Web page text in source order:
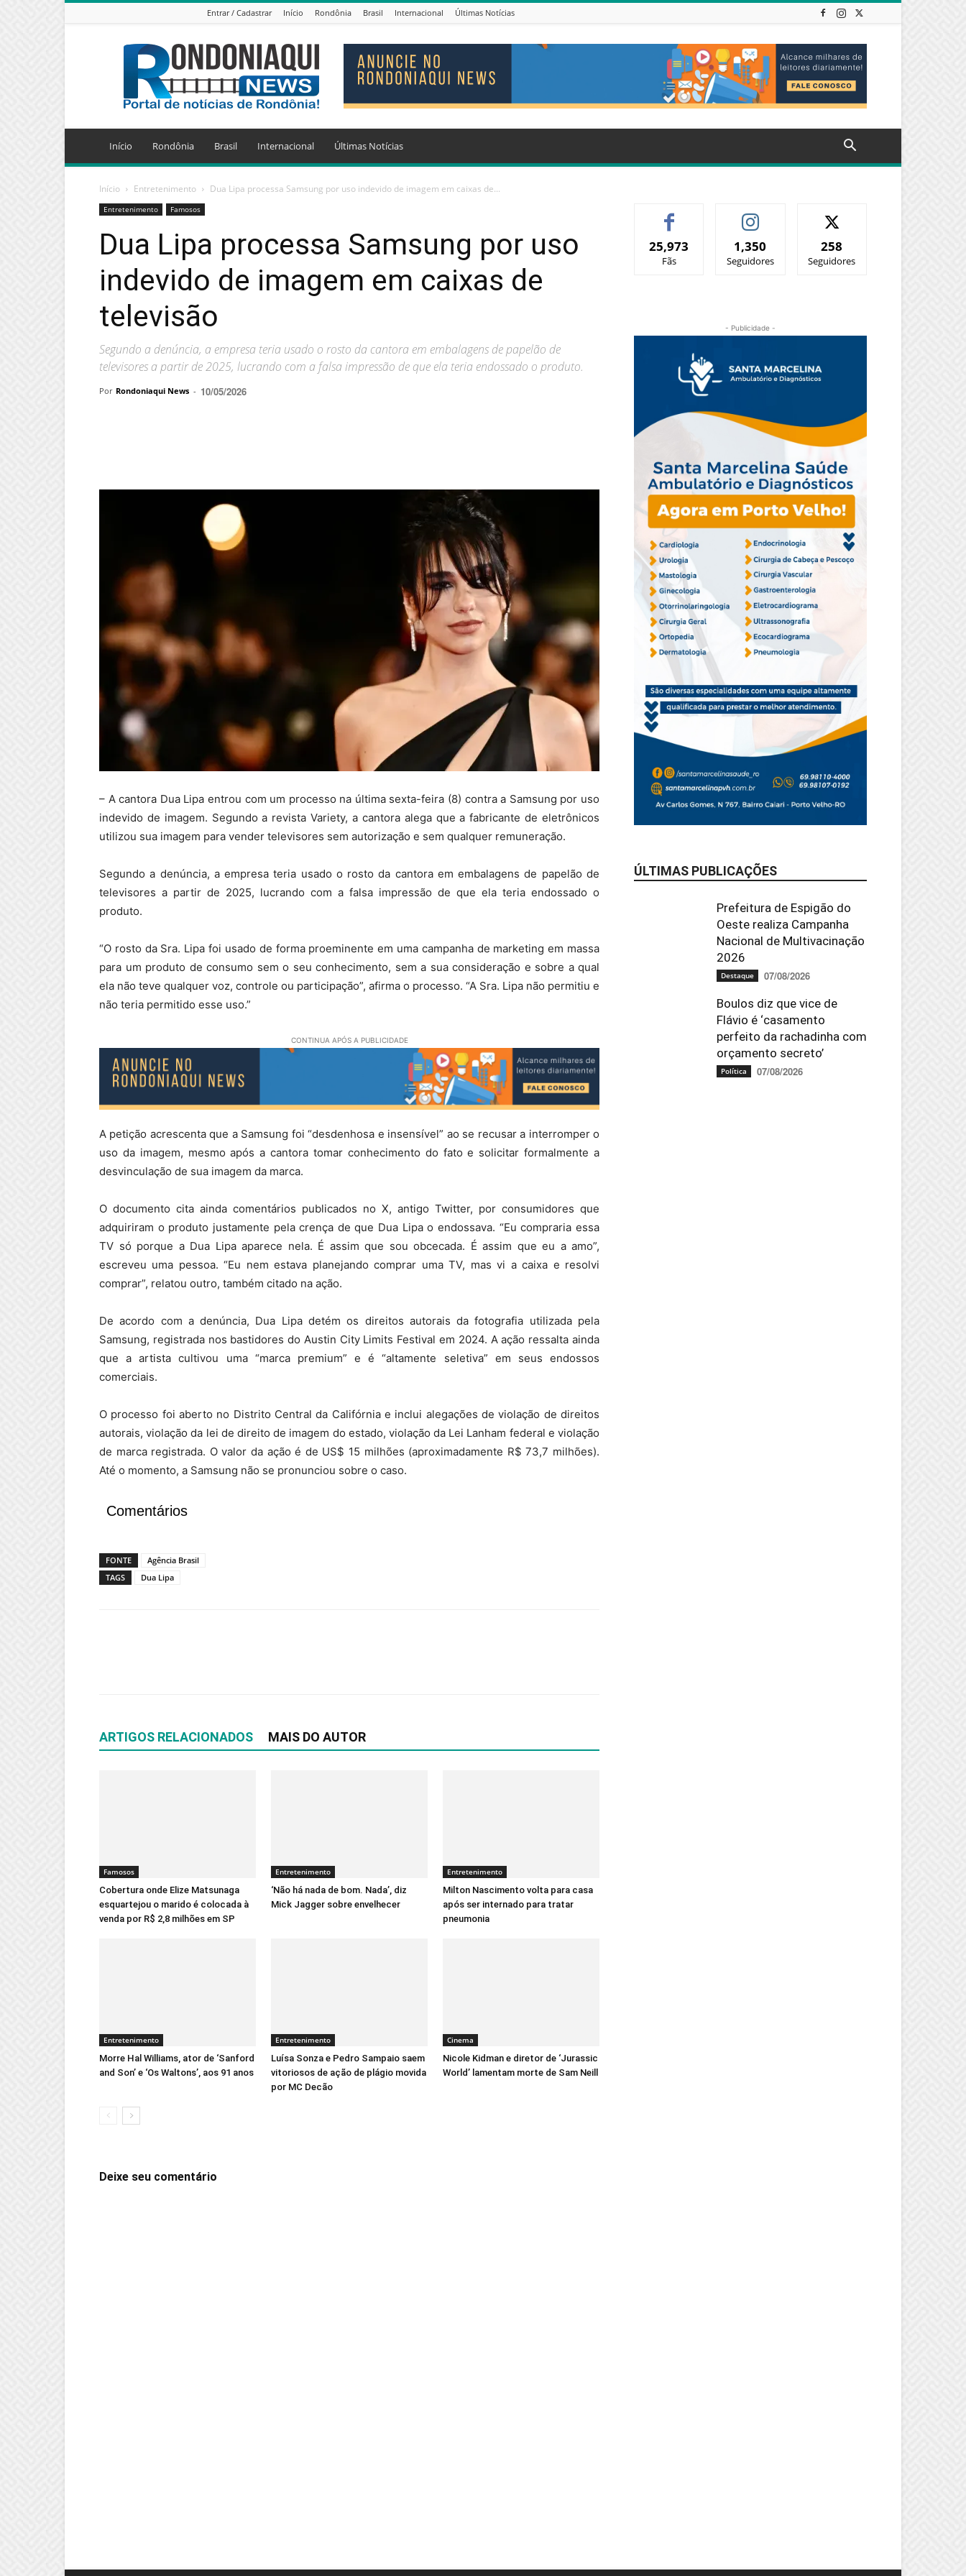
Entrar / Cadastrar Início Rondônia Brasil Internacional Últimas Notícias
Jornal
Eletrônico
Rondoniaqui
News
Início Rondônia Brasil Internacional Últimas Notícias
Início Entretenimento Dua Lipa processa Samsung por uso indevido de imagem em caixas de...
Entretenimento Famosos
Dua Lipa processa Samsung por uso
indevido de imagem em caixas de
televisão
Segundo a denúncia, a empresa teria usado o rosto da cantora em embalagens de papelão de
televisores a partir de 2025, lucrando com a falsa impressão de que ela teria endossado o produto.
Por Rondoniaqui News - 10/05/2026
– A cantora Dua Lipa entrou com um processo na última sexta-feira (8) contra a Samsung por uso
indevido de imagem. Segundo a revista Variety, a cantora alega que a fabricante de eletrônicos
utilizou sua imagem para vender televisores sem autorização e sem qualquer remuneração.
Segundo a denúncia, a empresa teria usado o rosto da cantora em embalagens de papelão de
televisores a partir de 2025, lucrando com a falsa impressão de que ela teria endossado o
produto.
“O rosto da Sra. Lipa foi usado de forma proeminente em uma campanha de marketing em massa
para um produto de consumo sem o seu conhecimento, sem a sua consideração e sobre a qual
ela não teve qualquer voz, controle ou participação”, afirma o processo. “A Sra. Lipa não permitiu e
não teria permitido esse uso.”
CONTINUA APÓS A PUBLICIDADE
A petição acrescenta que a Samsung foi “desdenhosa e insensível” ao se recusar a interromper o
uso da imagem, mesmo após a cantora tomar conhecimento do fato e solicitar formalmente a
desvinculação de sua imagem da marca.
O documento cita ainda comentários publicados no X, antigo Twitter, por consumidores que
adquiriram o produto justamente pela crença de que Dua Lipa o endossava. “Eu compraria essa
TV só porque a Dua Lipa aparece nela. É assim que sou obcecada. É assim que eu a amo”,
escreveu uma pessoa. “Eu nem estava planejando comprar uma TV, mas vi a caixa e resolvi
comprar”, relatou outro, também citado na ação.
De acordo com a denúncia, Dua Lipa detém os direitos autorais da fotografia utilizada pela
Samsung, registrada nos bastidores do Austin City Limits Festival em 2024. A ação ressalta ainda
que a artista cultivou uma “marca premium” e é “altamente seletiva” em seus endossos
comerciais.
O processo foi aberto no Distrito Central da Califórnia e inclui alegações de violação de direitos
autorais, violação da lei de direito de imagem do estado, violação da Lei Lanham federal e violação
de marca registrada. O valor da ação é de US$ 15 milhões (aproximadamente R$ 73,7 milhões).
Até o momento, a Samsung não se pronunciou sobre o caso.
Comentários
FONTE
Agência Brasil
TAGS
Dua Lipa
ARTIGOS RELACIONADOS MAIS DO AUTOR
Famosos
Cobertura onde Elize Matsunaga
esquartejou o marido é colocada à
venda por R$ 2,8 milhões em SP
Entretenimento
‘Não há nada de bom. Nada’, diz
Mick Jagger sobre envelhecer
Entretenimento
Milton Nascimento volta para casa
após ser internado para tratar
pneumonia
Entretenimento
Morre Hal Williams, ator de ‘Sanford
and Son’ e ‘Os Waltons’, aos 91 anos
Entretenimento
Luísa Sonza e Pedro Sampaio saem
vitoriosos de ação de plágio movida
por MC Decão
Cinema
Nicole Kidman e diretor de ‘Jurassic
World’ lamentam morte de Sam Neill
Deixe seu comentário
25,973
Fãs
1,350
Seguidores
258
Seguidores
- Publicidade -
ÚLTIMAS PUBLICAÇÕES
Prefeitura de Espigão do
Oeste realiza Campanha
Nacional de Multivacinação
2026
Destaque 07/08/2026
Boulos diz que vice de
Flávio é ‘casamento
perfeito da rachadinha com
orçamento secreto’
Política 07/08/2026